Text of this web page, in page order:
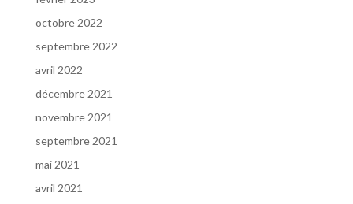
octobre 2022
septembre 2022
avril 2022
décembre 2021
novembre 2021
septembre 2021
mai 2021
avril 2021